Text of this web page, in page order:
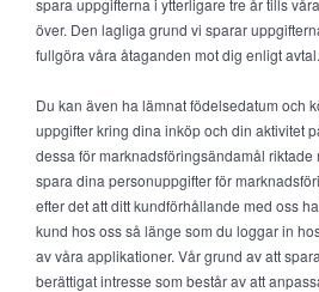
spara uppgifterna i ytterligare tre år tills
över. Den lagliga grund vi sparar
fullgöra våra åtaganden mot dig enligt avtal.
Du kan även ha lämnat födelsedatum och
uppgifter kring dina inköp och din aktivitet
dessa för marknadsföringsändamål riktade
spara dina personuppgifter för
efter det att ditt kundförhållande med oss
kund hos oss så länge som du loggar in
av våra applikationer. Vår grund av att
berättigat intresse som består av att